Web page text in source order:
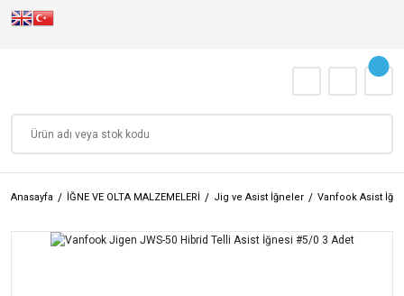
Anasayfa İĞNE VE OLTA MALZEMELERİ Jig ve Asist İğneler Vanfook Asist